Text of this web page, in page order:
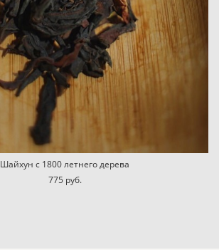
Шайхун с 1800 летнего дерева
775 pуб.